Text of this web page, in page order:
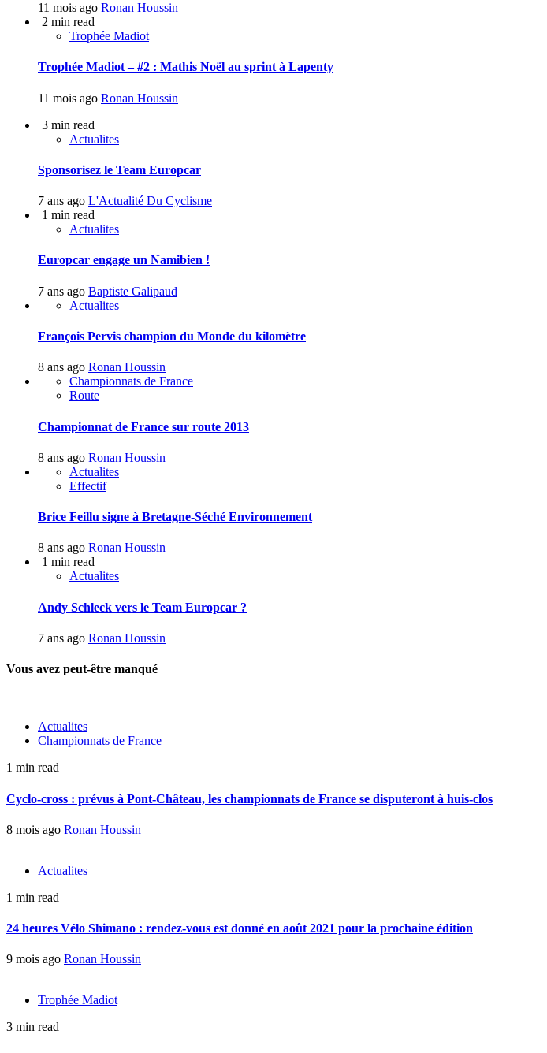
11 mois ago Ronan Houssin
2 min read
Trophée Madiot
Trophée Madiot – #2 : Mathis Noël au sprint à Lapenty
11 mois ago Ronan Houssin
3 min read
Actualites
Sponsorisez le Team Europcar
7 ans ago L'Actualité Du Cyclisme
1 min read
Actualites
Europcar engage un Namibien !
7 ans ago Baptiste Galipaud
Actualites
François Pervis champion du Monde du kilomètre
8 ans ago Ronan Houssin
Championnats de France
Route
Championnat de France sur route 2013
8 ans ago Ronan Houssin
Actualites
Effectif
Brice Feillu signe à Bretagne-Séché Environnement
8 ans ago Ronan Houssin
1 min read
Actualites
Andy Schleck vers le Team Europcar ?
7 ans ago Ronan Houssin
Vous avez peut-être manqué
Actualites
Championnats de France
1 min read
Cyclo-cross : prévus à Pont-Château, les championnats de France se disputeront à huis-clos
8 mois ago Ronan Houssin
Actualites
1 min read
24 heures Vélo Shimano : rendez-vous est donné en août 2021 pour la prochaine édition
9 mois ago Ronan Houssin
Trophée Madiot
3 min read